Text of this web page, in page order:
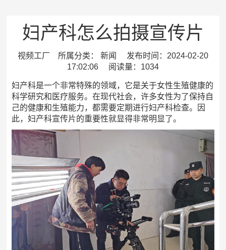
妇产科怎么拍摄宣传片
视频工厂 所属分类： 新闻 发布时间：2024-02-20
17:02:06 阅读量：1034
妇产科是一个非常特殊的领域，它是关于女性生殖健康的
科学研究和医疗服务。在现代社会，许多女性为了保持自
己的健康和生殖能力，都需要定期进行妇产科检查。因
此，妇产科宣传片的重要性就显得非常明显了。